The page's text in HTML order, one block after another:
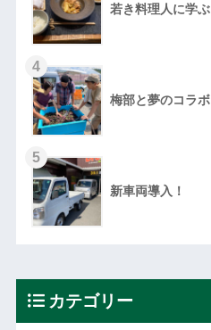
若き料理人に学ぶ
4
梅部と夢のコラボ
5
新車両導入！
カテゴリー